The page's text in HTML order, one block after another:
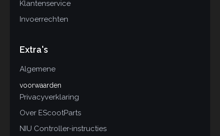
Klantenservice
Invoerrechten
Extra's
Algemene
voorwaarden
Privacyverklaring
Over EScootParts
NIU Controller-instructies